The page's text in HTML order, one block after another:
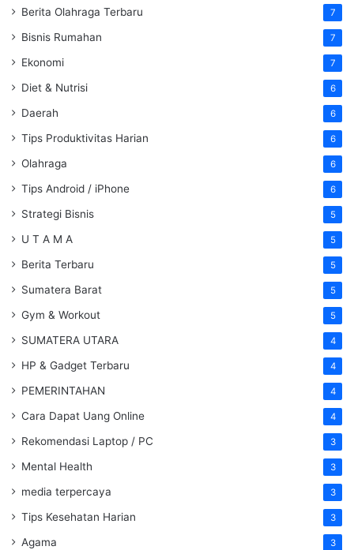
Berita Olahraga Terbaru 7
Bisnis Rumahan 7
Ekonomi 7
Diet & Nutrisi 6
Daerah 6
Tips Produktivitas Harian 6
Olahraga 6
Tips Android / iPhone 6
Strategi Bisnis 5
U T A M A 5
Berita Terbaru 5
Sumatera Barat 5
Gym & Workout 5
SUMATERA UTARA 4
HP & Gadget Terbaru 4
PEMERINTAHAN 4
Cara Dapat Uang Online 4
Rekomendasi Laptop / PC 3
Mental Health 3
media terpercaya 3
Tips Kesehatan Harian 3
Agama 3